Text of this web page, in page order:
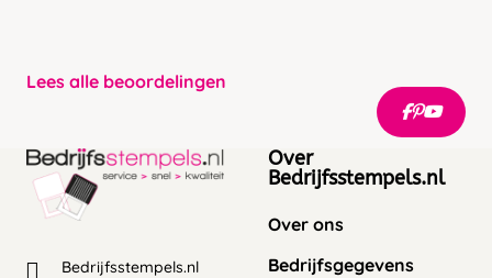
Lees alle beoordelingen
Bedrijfsstempels.nl
Over
Bedrijfsstempels.nl
Over ons
Bedrijfsgegevens